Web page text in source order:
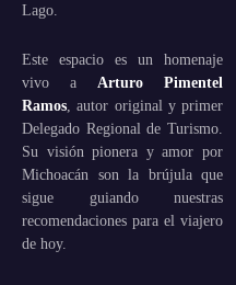
Lago.
Este espacio es un homenaje
vivo a Arturo Pimentel
Ramos , autor original y primer
Delegado Regional de Turismo.
Su visión pionera y amor por
Michoacán son la brújula que
sigue guiando nuestras
recomendaciones para el viajero
de hoy.